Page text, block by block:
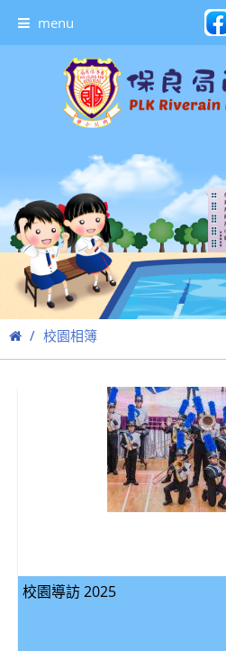
menu
校園相簿
校園導訪 2025